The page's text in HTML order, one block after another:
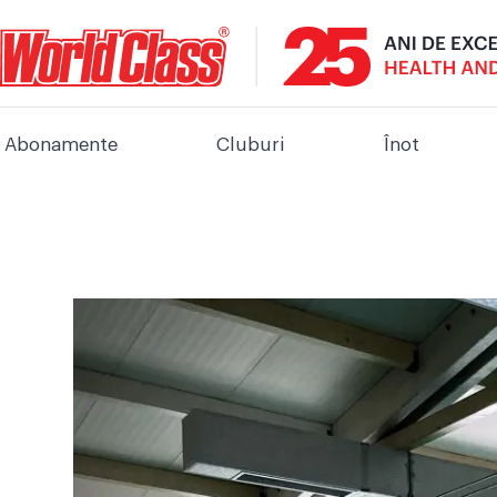
Abonamente Cluburi Înot